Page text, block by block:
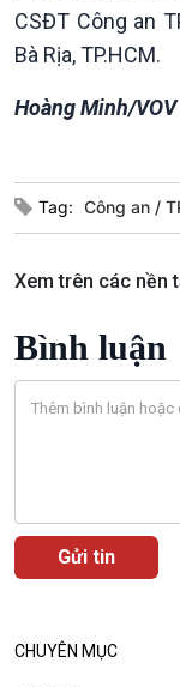
CSĐT Công an
Bà Rịa, TP.HCM.
Hoàng Minh/
Tag: Công an
Xem trên các nền
Bình luận
CHUYÊN MỤC